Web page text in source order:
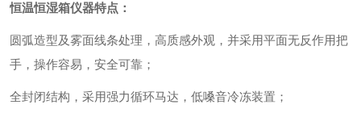
恒温恒湿箱仪器特点：
圆弧造型及雾面线条处理，高质感外观，并采用平面无反作用把
手，操作容易，安全可靠；
全封闭结构，采用强力循环马达，低嗓音冷冻装置；